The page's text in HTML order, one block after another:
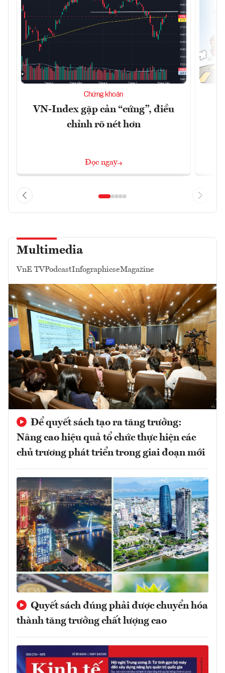
Chứng khoán
VN-Index gặp cản “cứng”, điều
chỉnh rõ nét hơn
Đọc ngay
Multimedia
VnE TVPodcastInfographicseMagazine
Để quyết sách tạo ra tăng trưởng:
Nâng cao hiệu quả tổ chức thực hiện các
chủ trương phát triển trong giai đoạn mới
Quyết sách đúng phải được chuyển hóa
thành tăng trưởng chất lượng cao